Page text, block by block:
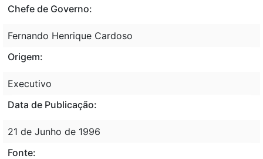
Chefe de Governo:
Fernando Henrique Cardoso
Origem:
Executivo
Data de Publicação:
21 de Junho de 1996
Fonte: